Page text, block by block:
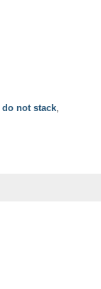
do not stack,